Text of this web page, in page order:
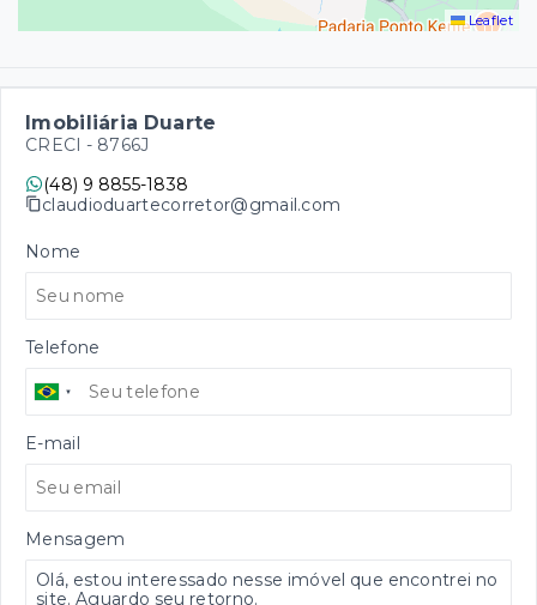
Leaflet
Imobiliária Duarte
CRECI - 8766J
(48) 9 8855-1838
claudioduartecorretor@gmail.com
Nome
Telefone
E-mail
Mensagem